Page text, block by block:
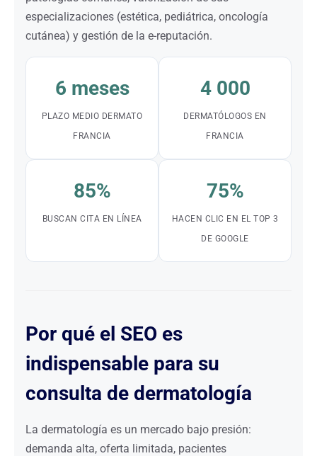
especializaciones (estética, pediátrica, oncología
cutánea) y gestión de la e-reputación.
6 meses
PLAZO MEDIO DERMATO
FRANCIA
4 000
DERMATÓLOGOS EN
FRANCIA
85%
BUSCAN CITA EN LÍNEA
75%
HACEN CLIC EN EL TOP 3
DE GOOGLE
Por qué el SEO es
indispensable para su
consulta de dermatología
La dermatología es un mercado bajo presión:
demanda alta, oferta limitada, pacientes